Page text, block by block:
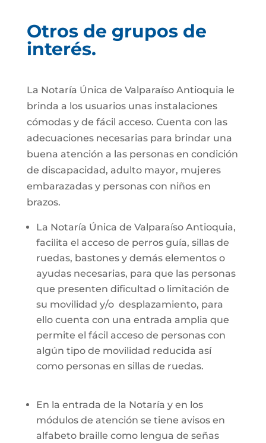
Otros de grupos de
interés.
La Notaría Única de Valparaíso Antioquia le
brinda a los usuarios unas instalaciones
cómodas y de fácil acceso. Cuenta con las
adecuaciones necesarias para brindar una
buena atención a las personas en condición
de discapacidad, adulto mayor, mujeres
embarazadas y personas con niños en
brazos.
La Notaría Única de Valparaíso Antioquia,
facilita el acceso de perros guía, sillas de
ruedas, bastones y demás elementos o
ayudas necesarias, para que las personas
que presenten dificultad o limitación de
su movilidad y/o desplazamiento, para
ello cuenta con una entrada amplia que
permite el fácil acceso de personas con
algún tipo de movilidad reducida así
como personas en sillas de ruedas.
En la entrada de la Notaría y en los
módulos de atención se tiene avisos en
alfabeto braille como lengua de señas